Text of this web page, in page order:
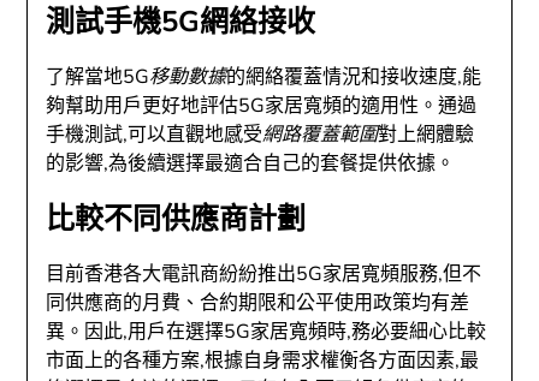
測試手機5G網絡接收
了解當地5G移動數據的網絡覆蓋情況和接收速度,能
夠幫助用戶更好地評估5G家居寬頻的適用性。通過
手機測試,可以直觀地感受網路覆蓋範圍對上網體驗
的影響,為後續選擇最適合自己的套餐提供依據。
比較不同供應商計劃
目前香港各大電訊商紛紛推出5G家居寬頻服務,但不
同供應商的月費、合約期限和公平使用政策均有差
異。因此,用戶在選擇5G家居寬頻時,務必要細心比較
市面上的各種方案,根據自身需求權衡各方面因素,最